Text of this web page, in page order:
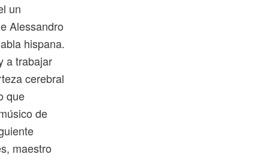
un
Alessandro
hispana.
a trabajar
cerebral
que
de
maestro